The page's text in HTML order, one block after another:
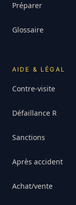
Préparer
Glossaire
AIDE & LÉGAL
Contre-visite
Défaillance R
Sanctions
Après accident
Achat/vente